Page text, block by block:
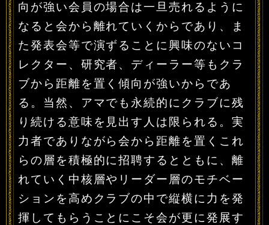
向が強い会員の場合は一旦売れるように
なると会から離れていくからであり、ま
た発表会等で演ずることに興味のないコ
レクター、研究者、ディーラー等もクラ
ブから距離を置く傾向が強いからであ
る。当然、アマでも永続的にクラブに残
り続ける意味を見出す人は限られる。実
力者でありながら会から距離を置くこれ
らの層を積極的に招聘するとともに、離
れていく中核層やリーダー層のモチベー
ションを高めクラブの中で縦横に力を発
揮してもらうことにこそ会が更に発展す